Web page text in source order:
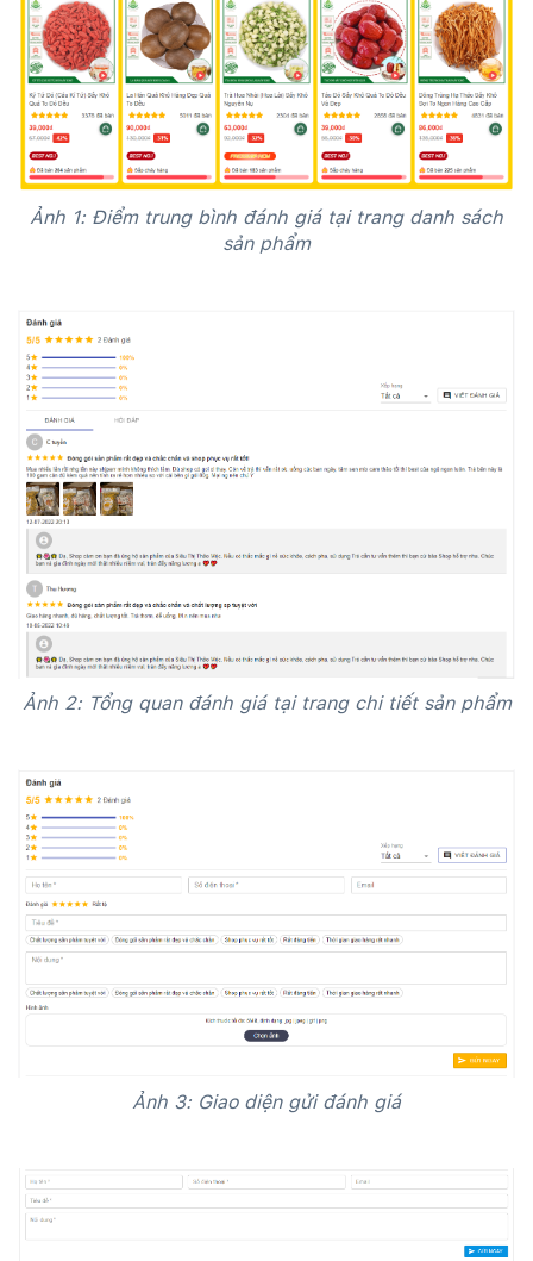
Ảnh 1: Điểm trung bình đánh giá tại trang danh sách
sản phẩm
Ảnh 2: Tổng quan đánh giá tại trang chi tiết sản phẩm
Ảnh 3: Giao diện gửi đánh giá